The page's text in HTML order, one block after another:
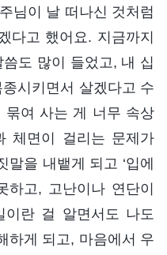
님이 날 떠나신 것처럼
다고 했어요. 지금까지
도 많이 들었고, 내 십
시키면서 살겠다고 수
묶여 사는 게 너무 속상
체면이 걸리는 문제가
말을 내뱉게 되고 ‘입에
하고, 고난이나 연단이
이란 걸 알면서도 나도
하게 되고, 마음에서 우